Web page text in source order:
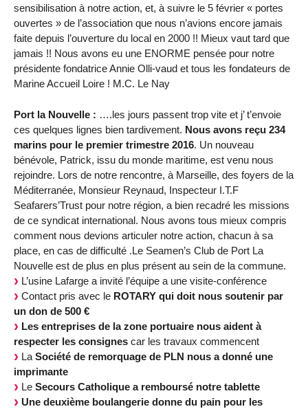
sensibilisation à notre action, et, à suivre le 5 février « portes
ouvertes » de l’association que nous n’avions encore jamais
faite depuis l’ouverture du local en 2000 !! Mieux vaut tard que
jamais !! Nous avons eu une ENORME pensée pour notre
présidente fondatrice Annie Olli-vaud et tous les fondateurs de
Marine Accueil Loire ! M.C. Le Nay
Port la Nouvelle : ….les jours passent trop vite et j’ t’envoie
ces quelques lignes bien tardivement. Nous avons reçu 234
marins pour le premier trimestre 2016. Un nouveau
bénévole, Patrick, issu du monde maritime, est venu nous
rejoindre. Lors de notre rencontre, à Marseille, des foyers de la
Méditerranée, Monsieur Reynaud, Inspecteur I.T.F
Seafarers’Trust pour notre région, a bien recadré les missions
de ce syndicat international. Nous avons tous mieux compris
comment nous devions articuler notre action, chacun à sa
place, en cas de difficulté .Le Seamen’s Club de Port La
Nouvelle est de plus en plus présent au sein de la commune.
L’usine Lafarge a invité l’équipe a une visite-conférence
Contact pris avec le ROTARY qui doit nous soutenir par
un don de 500 €
Les entreprises de la zone portuaire nous aident à
respecter les consignes car les travaux commencent
La Société de remorquage de PLN nous a donné une
imprimante
Le Secours Catholique a remboursé notre tablette
Une deuxième boulangerie donne du pain pour les